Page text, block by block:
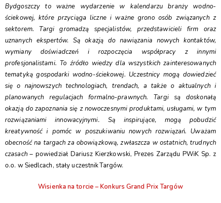
Bydgoszczy to ważne wydarzenie w kalendarzu branży wodno-
ściekowej, które przyciąga liczne i ważne grono osób związanych z
sektorem. Targi gromadzą specjalistów, przedstawicieli firm oraz
uznanych ekspertów. Są okazją do nawiązania nowych kontaktów,
wymiany doświadczeń i rozpoczęcia współpracy z innymi
profesjonalistami. To źródło wiedzy dla wszystkich zainteresowanych
tematyką gospodarki wodno-ściekowej. Uczestnicy mogą dowiedzieć
się o najnowszych technologiach, trendach, a także o aktualnych i
planowanych regulacjach formalno-prawnych. Targi są doskonałą
okazją do zapoznania się z nowoczesnymi produktami, usługami, w tym
rozwiązaniami innowacyjnymi. Są inspirujące, mogą pobudzić
kreatywność i pomóc w poszukiwaniu nowych rozwiązań. Uważam
obecność na targach za obowiązkową, zwłaszcza w ostatnich, trudnych
czasach– powiedział Dariusz Kierzkowski, Prezes Zarządu PWiK Sp. z
o.o. w Siedlcach, stały uczestnik Targów.
Wisienka na torcie – Konkurs Grand Prix Targów